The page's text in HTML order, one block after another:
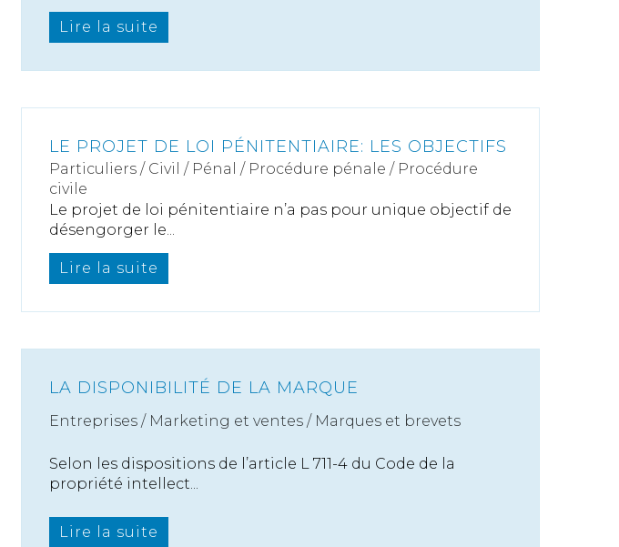
Lire la suite
LE PROJET DE LOI PÉNITENTIAIRE: LES OBJECTIFS
Particuliers / Civil / Pénal / Procédure pénale / Procédure
civile
Le projet de loi pénitentiaire n’a pas pour unique objectif de
désengorger le...
Lire la suite
LA DISPONIBILITÉ DE LA MARQUE
Entreprises / Marketing et ventes / Marques et brevets
Selon les dispositions de l’article L 711-4 du Code de la
propriété intellect...
Lire la suite